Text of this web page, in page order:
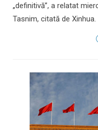
„definitivă”, a relatat
Tasnim, citată de Xinhua.